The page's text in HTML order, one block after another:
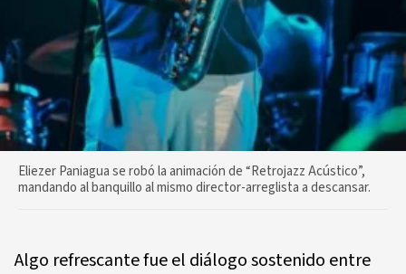
Eliezer Paniagua se robó la animación de “Retrojazz Acústico”,
mandando al banquillo al mismo director-arreglista a descansar.
Algo refrescante fue el diálogo sostenido entre